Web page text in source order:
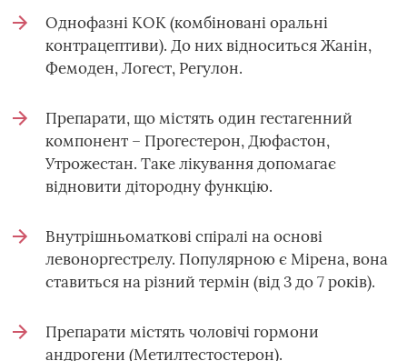
Однофазні КОК (комбіновані оральні
контрацептиви). До них відноситься Жанін,
Фемоден, Логест, Регулон.
Препарати, що містять один гестагенний
компонент – Прогестерон, Дюфастон,
Утрожестан. Таке лікування допомагає
відновити дітородну функцію.
Внутрішньоматкові спіралі на основі
левоноргестрелу. Популярною є Мірена, вона
ставиться на різний термін (від 3 до 7 років).
Препарати містять чоловічі гормони
андрогени (Метилтестостерон).